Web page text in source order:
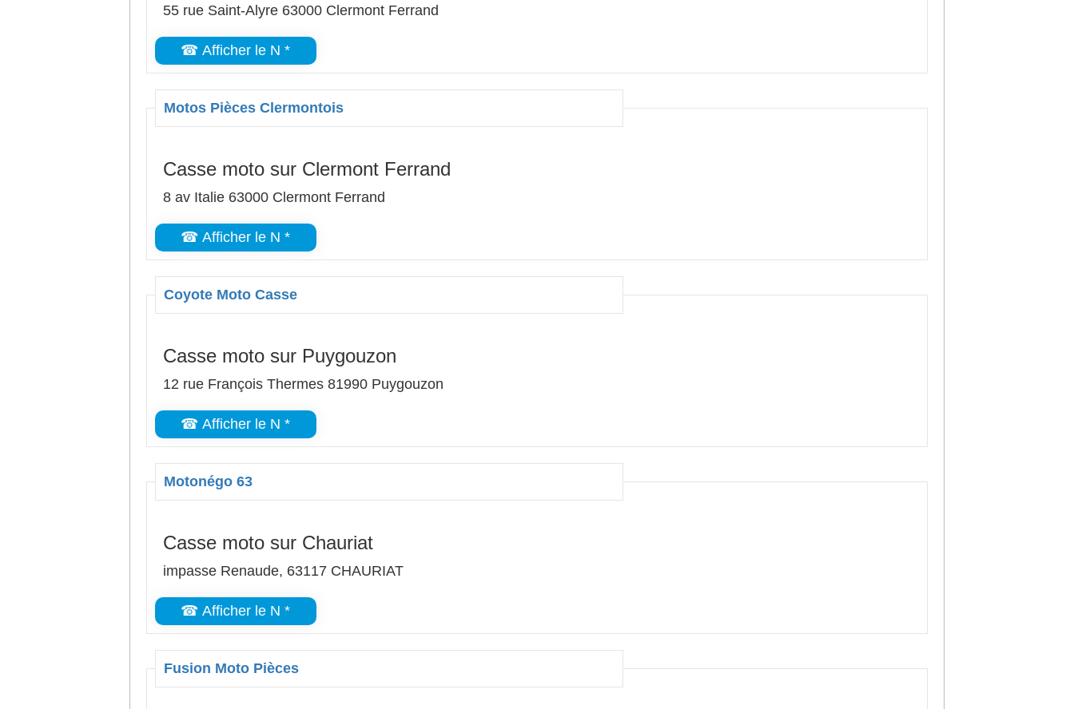
55 rue Saint-Alyre 63000 Clermont Ferrand
☎ Afficher le N *
Motos Pièces Clermontois
Casse moto sur Clermont Ferrand
8 av Italie 63000 Clermont Ferrand
☎ Afficher le N *
Coyote Moto Casse
Casse moto sur Puygouzon
12 rue François Thermes 81990 Puygouzon
☎ Afficher le N *
Motonégo 63
Casse moto sur Chauriat
impasse Renaude, 63117 CHAURIAT
☎ Afficher le N *
Fusion Moto Pièces